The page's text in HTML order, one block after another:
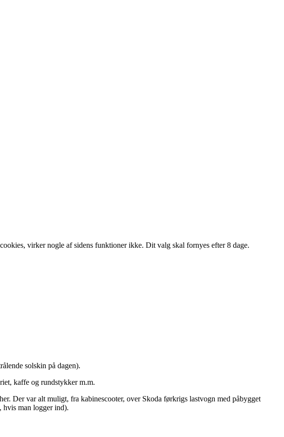
solskin på dagen).
kaffe og rundstykker m.m.
Der var alt muligt, fra kabinescooter, over Skoda førkrigs lastvogn med påbygget
hvis man logger ind).
virker nogle af sidens funktioner ikke. Dit valg skal fornyes efter 8 dage.